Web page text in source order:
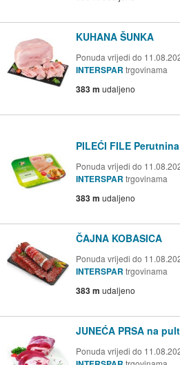
KUHANA ŠUNKA
Ponuda vrijedi do
INTERSPAR trgovinama
383 m udaljeno
PILEĆI FILE Perutnina
Ponuda vrijedi do
INTERSPAR trgovinama
383 m udaljeno
ČAJNA KOBASICA
Ponuda vrijedi do
INTERSPAR trgovinama
383 m udaljeno
JUNEĆA PRSA na
Ponuda vrijedi do